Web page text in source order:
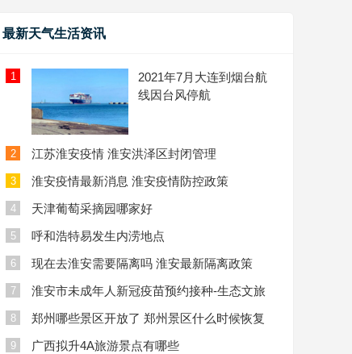
最新天气生活资讯
1
2021年7月大连到烟台航
线因台风停航
2 江苏淮安疫情 淮安洪泽区封闭管理
3 淮安疫情最新消息 淮安疫情防控政策
4 天津葡萄采摘园哪家好
5 呼和浩特易发生内涝地点
6 现在去淮安需要隔离吗 淮安最新隔离政策
7
淮安市未成年人新冠疫苗预约接种-生态文旅
8
郑州哪些景区开放了 郑州景区什么时候恢复
9 广西拟升4A旅游景点有哪些